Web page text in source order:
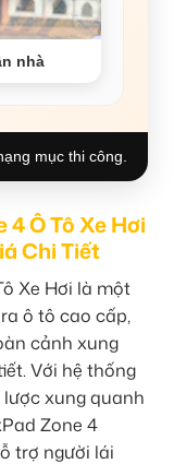
nhà
mục thi công.
Ô Tô Xe Hơi
Chi Tiết
Xe Hơi là một
ô tô cao cấp,
cảnh xung
Với hệ thống
xung quanh
Zone 4
trợ người lái